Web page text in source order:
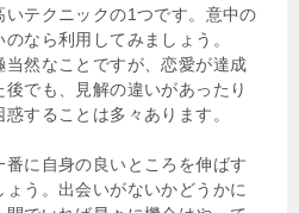
いテクニックの1つです。意中の
なら利用してみましょう。
当然なことですが、恋愛が達成
でも、見解の違いがあったり
することは多々あります。
に自身の良いところを伸ばす
う。出会いがないかどうかに